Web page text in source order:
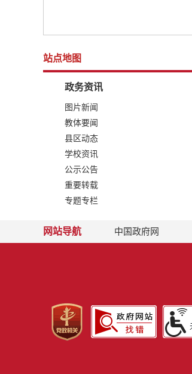
站点地图
政务资讯
图片新闻
教体要闻
县区动态
学校资讯
公示公告
重要转载
专题专栏
网站导航 中国政府网